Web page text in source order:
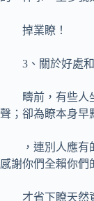
掉業瞭！
3、關於好處和
疇前，有些人坐
聲；卻為瞭本身早
，連別人應有的
感謝你們全賴你們
才省下瞭天然資